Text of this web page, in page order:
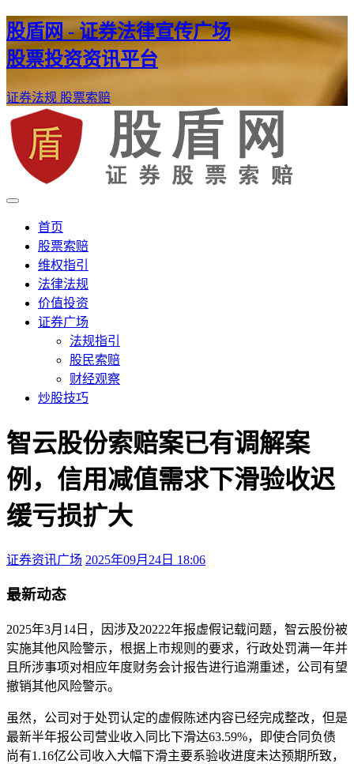
股盾网 - 证券法律宣传广场
股票投资资讯平台
证券法规 股票索赔
股盾网
证券股票维权网
首页
股票索赔
维权指引
法律法规
价值投资
证券广场
法规指引
股民索赔
财经观察
炒股技巧
智云股份索赔案已有调解案
例，信用减值需求下滑验收迟
缓亏损扩大
证券资讯广场 2025年09月24日 18:06
最新动态
2025年3月14日，因涉及20222年报虚假记载问题，智云股份被
实施其他风险警示，根据上市规则的要求，行政处罚满一年并
且所涉事项对相应年度财务会计报告进行追溯重述，公司有望
撤销其他风险警示。
虽然，公司对于处罚认定的虚假陈述内容已经完成整改，但是
最新半年报公司营业收入同比下滑达63.59%，即使合同负债
尚有1.16亿公司收入大幅下滑主要系验收进度未达预期所致，